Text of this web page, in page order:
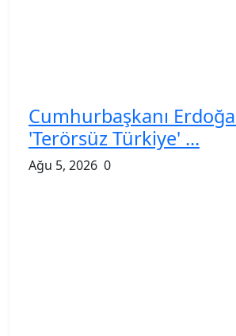
Cumhurbaşkanı
'Terörsüz Türkiye' ...
Ağu 5, 2026 0